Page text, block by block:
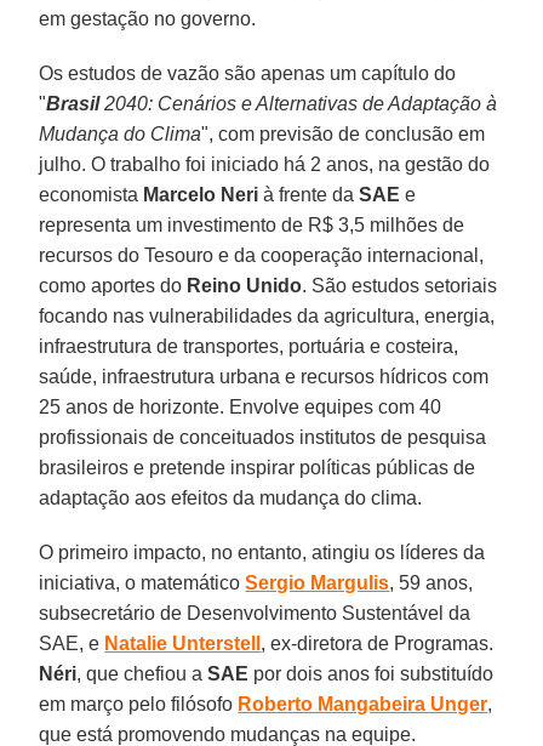
em gestação no governo.
Os estudos de vazão são apenas um capítulo do
"Brasil2040: Cenários e Alternativas de Adaptação à
Mudança do Clima", com previsão de conclusão em
julho. O trabalho foi iniciado há 2 anos, na gestão do
economista Marcelo Neri à frente daSAE e
representa um investimento de R$ 3,5 milhões de
recursos do Tesouro e da cooperação internacional,
como aportes do Reino Unido. São estudos setoriais
focando nas vulnerabilidades da agricultura, energia,
infraestrutura de transportes, portuária e costeira,
saúde, infraestrutura urbana e recursos hídricos com
25 anos de horizonte. Envolve equipes com 40
profissionais de conceituados institutos de pesquisa
brasileiros e pretende inspirar políticas públicas de
adaptação aos efeitos da mudança do clima.
O primeiro impacto, no entanto, atingiu os líderes da
iniciativa, o matemáticoSergio Margulis, 59 anos,
subsecretário de Desenvolvimento Sustentável da
SAE, e Natalie Unterstell , ex-diretora de Programas.
Néri, que chefiou aSAE por dois anos foi substituído
em março pelo filósofo Roberto Mangabeira Unger,
que está promovendo mudanças na equipe.